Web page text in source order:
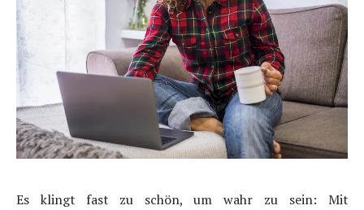
Es klingt fast zu schön, um wahr zu sein: Mit